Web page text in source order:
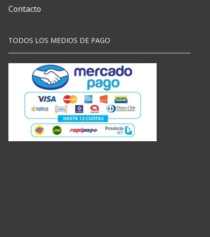
Contacto
TODOS LOS MEDIOS DE PAGO